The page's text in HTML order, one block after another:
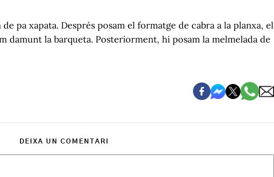
pa xapata. Després posam el formatge de cabra a la planxa, el
damunt la barqueta. Posteriorment, hi posam la melmelada de
DEIXA UN COMENTARI